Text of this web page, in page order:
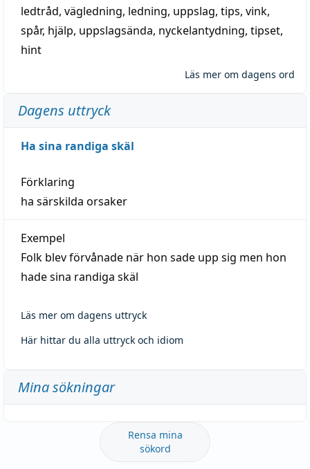
ledtråd, vägledning, ledning, uppslag, tips, vink,
spår, hjälp, uppslagsända, nyckelantydning, tipset,
hint
Läs mer om dagens ord
Dagens uttryck
Ha sina randiga skäl
Förklaring
ha särskilda orsaker
Exempel
Folk blev förvånade när hon sade upp sig men hon
hade sina randiga skäl
Läs mer om dagens uttryck
Här hittar du alla uttryck och idiom
Mina sökningar
Rensa mina
sökord